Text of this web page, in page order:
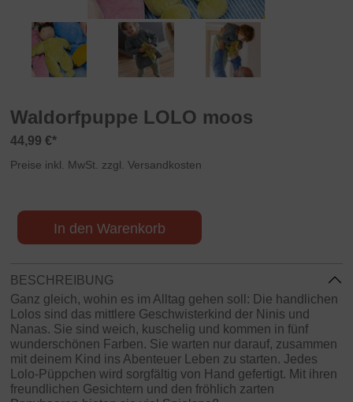
Waldorfpuppe LOLO moos
44,99 €*
Preise inkl. MwSt. zzgl. Versandkosten
In den Warenkorb
BESCHREIBUNG
Ganz gleich, wohin es im Alltag gehen soll: Die handlichen
Lolos sind das mittlere Geschwisterkind der Ninis und
Nanas. Sie sind weich, kuschelig und kommen in fünf
wunderschönen Farben. Sie warten nur darauf, zusammen
mit deinem Kind ins Abenteuer Leben zu starten. Jedes
Lolo-Püppchen wird sorgfältig von Hand gefertigt. Mit ihren
freundlichen Gesichtern und den fröhlich zarten